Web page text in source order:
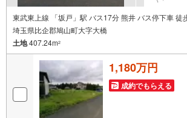
東武東上線 「坂戸」駅 バス17分 熊井 バス停下車 徒
埼玉県比企郡鳩山町大字大橋
土地407.24m2
1,180万円
成約でもらえる